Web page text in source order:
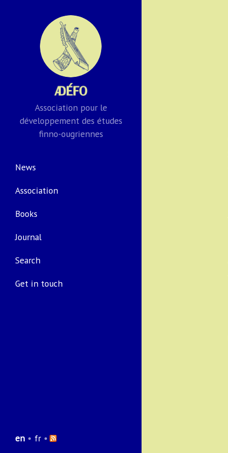
Association pour le
développement des études
finno-ougriennes
News
Association
Books
Journal
Search
Get in touch
en • fr •